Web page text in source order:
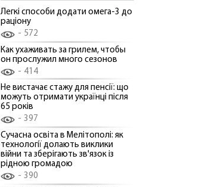
Легкі способи додати омега-3 до
раціону
572
Как ухаживать за грилем, чтобы
он прослужил много сезонов
414
Не вистачає стажу для пенсії: що
можуть отримати українці після
65 років
397
Сучасна освіта в Мелітополі: як
технології долають виклики
війни та зберігають зв'язок із
рідною громадою
390